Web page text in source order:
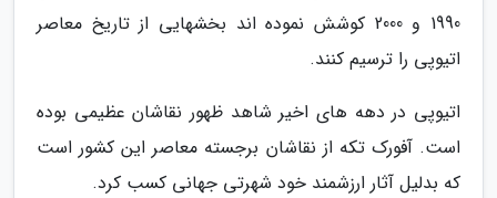
1990 و 2000 کوشش نموده اند بخشهایی از تاریخ معاصر
اتیوپی را ترسیم کنند.
اتیوپی در دهه های اخیر شاهد ظهور نقاشان عظیمی بوده
است. آفورک تکه از نقاشان برجسته معاصر این کشور است
که بدلیل آثار ارزشمند خود شهرتی جهانی کسب کرد.